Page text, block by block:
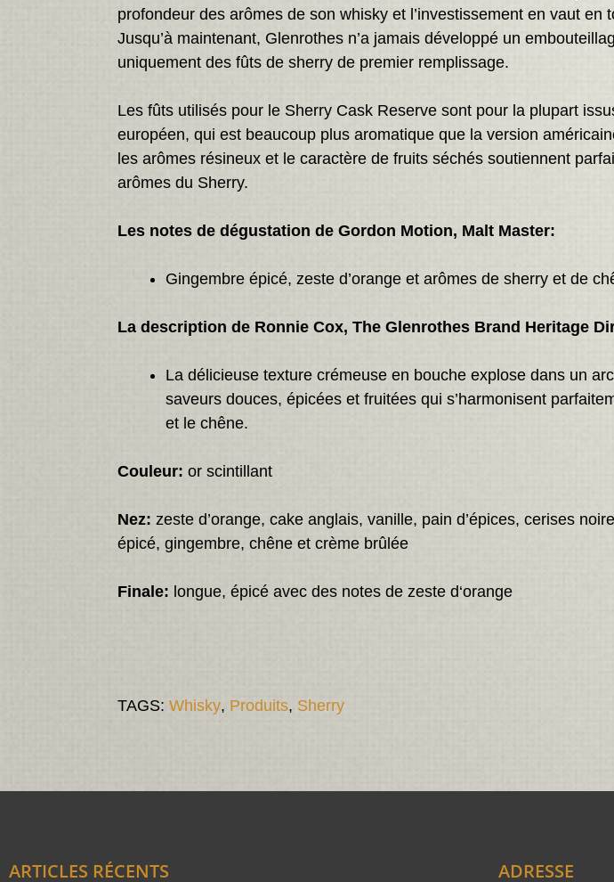
profondeur des arômes de son whisky et l’investissement en vaut en
Jusqu’à maintenant, Glenrothes n’a jamais développé un
uniquement des fûts de sherry de premier remplissage.
Les fûts utilisés pour le Sherry Cask Reserve sont pour la plupart
européen, qui est beaucoup plus aromatique que la version
les arômes résineux et le caractère de fruits séchés soutiennent
arômes du Sherry.
Les notes de dégustation de Gordon Motion, Malt Master:
Gingembre épicé, zeste d’orange et arômes de sherry et de
La description de Ronnie Cox, The Glenrothes Brand Heritage
La délicieuse texture crémeuse en bouche explose dans un
saveurs douces, épicées et fruitées qui s’harmonisent
et le chêne.
Couleur: or scintillant
Nez: zeste d’orange, cake anglais, vanille, pain d’épices, cerises
épicé, gingembre, chêne et crème brûlée
Finale: longue, épicé avec des notes de zeste d‘orange
TAGS: Whisky, Produits, Sherry
ARTICLES RÉCENTS ADRESSE